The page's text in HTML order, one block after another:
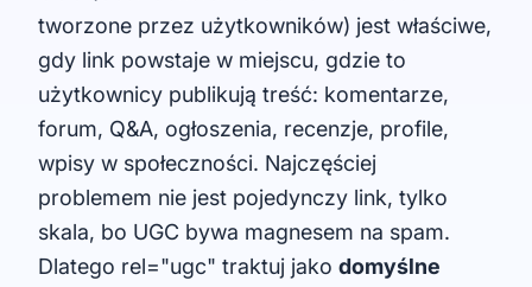
tworzone przez użytkowników) jest właściwe,
gdy link powstaje w miejscu, gdzie to
użytkownicy publikują treść: komentarze,
forum, Q&A, ogłoszenia, recenzje, profile,
wpisy w społeczności. Najczęściej
problemem nie jest pojedynczy link, tylko
skala, bo UGC bywa magnesem na spam.
Dlatego rel="ugc" traktuj jako domyślne